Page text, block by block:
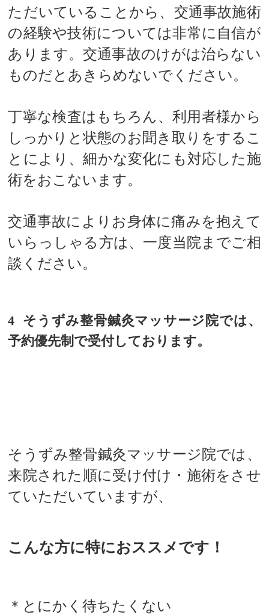
ただいていることから、交通事故施術
の経験や技術については非常に自信が
あります。交通事故のけがは治らない
ものだとあきらめないでください。
丁寧な検査はもちろん、利用者様から
しっかりと状態のお聞き取りをするこ
とにより、細かな変化にも対応した施
術をおこないます。
交通事故によりお身体に痛みを抱えて
いらっしゃる方は、一度当院までご相
談ください。
4 そうずみ整骨鍼灸マッサージ院では、
予約優先制で受付しております。
そうずみ整骨鍼灸マッサージ院では、
来院された順に受け付け・施術をさせ
ていただいていますが、
こんな方に特におススメです！
＊とにかく待ちたくない